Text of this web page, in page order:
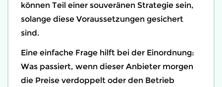
können Teil einer souveränen Strategie sein,
solange diese Voraussetzungen gesichert
sind.
Eine einfache Frage hilft bei der Einordnung:
Was passiert, wenn dieser Anbieter morgen
die Preise verdoppelt oder den Betrieb